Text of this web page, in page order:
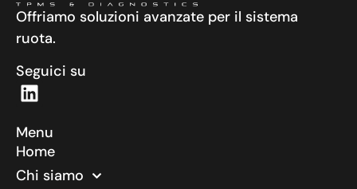
Offriamo soluzioni avanzate per il sistema
ruota.
Seguici su
Menu
Home
Chi siamo